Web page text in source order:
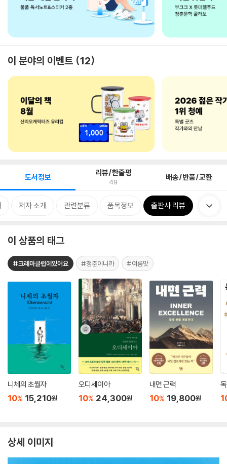
이 분야의 이벤트 12
도서정보 리뷰/한줄평
49 배송/반품/교환
저자 소개 관련분류 품목정보 출판사 리뷰
이 상품의 태그
#크레마클럽에있어요 #청춘이니까 #여름맛
니체의 초월자
10% 15,210원
오디세이아
10% 24,300원
내면 근력
10% 19,800원
상세 이미지